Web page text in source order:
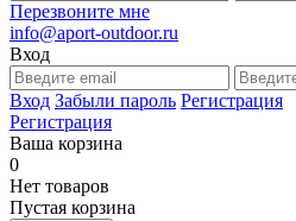
Перезвоните мне
info@aport-outdoor.ru
Вход
Вход Забыли пароль Регистрация
Регистрация
Ваша корзина
0
Нет товаров
Пустая корзина